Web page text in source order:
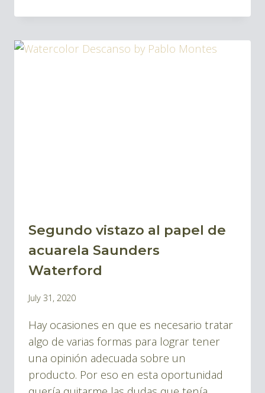
DE
BLOG
ACUARELAS
Segundo vistazo al papel de
acuarela Saunders
Waterford
By
Montes
July 31, 2020
Hay ocasiones en que es necesario tratar
algo de varias formas para lograr tener
una opinión adecuada sobre un
producto. Por eso en esta oportunidad